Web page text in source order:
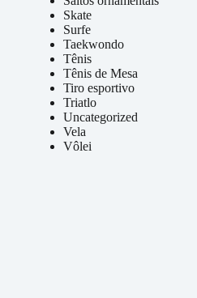
Skate
Surfe
Taekwondo
Tênis
Tênis de Mesa
Tiro esportivo
Triatlo
Uncategorized
Vela
Vôlei